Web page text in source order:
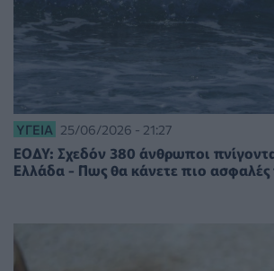
ΥΓΕΊΑ 25/06/2026 - 21:27
ΕΟΔΥ: Σχεδόν 380 άνθρωποι
Ελλάδα - Πως θα κάνετε πιο ασφαλές